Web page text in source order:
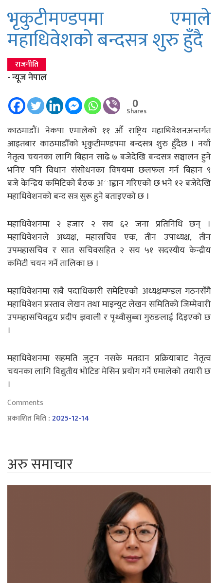
भृकुटीमण्डपमा एमाले
महाधिवेशको बन्दसत्र शुरु हुँदै
राजनीति
- न्यूज नेपाल
0
Shares
काठमाडौं। नेकपा एमालेको ११ औँ राष्ट्रिय महाधिवेशनअन्तर्गत
आइतबार काठमाडौँको भृकुटीमण्डपमा बन्दसत्र शुरु हुँदैछ । नयाँ
नेतृत्व चयनका लागि बिहान साढे ७ बजेदेखि बन्दसत्र सञ्चालन हुने
भनिए पनि विधान संसाेधनका विषयमा छलफल गर्न बिहान ९
बजे केन्द्रिय कमिटिकाे बैठक अाह्वान गरिएकाे छ भने १२ बजेदेखि
महाधिवेशनकाे बन्द सत्र सुरू हुने बताइएकाे छ ।
महाधिवेशनमा २ हजार २ सय ६२ जना प्रतिनिधि छन् ।
महाधिवेशनले अध्यक्ष, महासचिव एक, तीन उपाध्यक्ष, तीन
उपमहासचिव र सात सचिवसहित २ सय ५१ सदस्यीय केन्द्रीय
कमिटी चयन गर्ने तालिका छ ।
महाधिवेशनमा सबै पदाधिकारी समेटिएको अध्यक्षमण्डल गठनसँगै
महाधिवेशन प्रस्ताव लेखन तथा माइन्युट लेखन समितिको जिम्मेवारी
उपमहासचिवद्वय प्रदीप ज्ञवाली र पृथ्वीसुब्बा गुरुङलाई दिइएको छ
।
महाधिवेशनमा सहमति जुट्न नसके मतदान प्रक्रियाबाट नेतृत्व
चयनका लागि विद्युतीय भोटिङ मेसिन प्रयोग गर्ने एमालेको तयारी छ
।
Comments
प्रकाशित मिति :2025-12-14
अरु समाचार